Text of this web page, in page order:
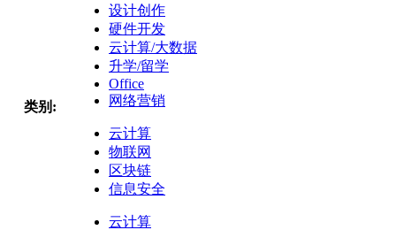
类别:
设计创作
硬件开发
云计算/大数据
升学/留学
Office
网络营销
云计算
物联网
区块链
信息安全
云计算